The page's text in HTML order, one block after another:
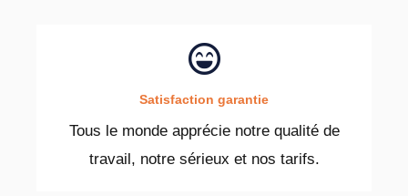
Satisfaction garantie
Tous le monde apprécie notre qualité de
travail, notre sérieux et nos tarifs.